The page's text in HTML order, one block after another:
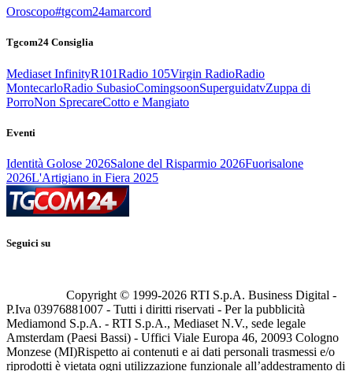
Oroscopo#tgcom24amarcord
Tgcom24 Consiglia
Mediaset InfinityR101Radio 105Virgin RadioRadio
MontecarloRadio SubasioComingsoonSuperguidatvZuppa di
PorroNon SprecareCotto e Mangiato
Eventi
Identità Golose 2026Salone del Risparmio 2026Fuorisalone
2026L'Artigiano in Fiera 2025
Seguici su
Copyright © 1999-2026 RTI S.p.A. Business Digital -
P.Iva 03976881007 - Tutti i diritti riservati - Per la pubblicità
Mediamond S.p.A. - RTI S.p.A., Mediaset N.V., sede legale
Amsterdam (Paesi Bassi) - Uffici Viale Europa 46, 20093 Cologno
Monzese (MI)Rispetto ai contenuti e ai dati personali trasmessi e/o
riprodotti è vietata ogni utilizzazione funzionale all’addestramento di